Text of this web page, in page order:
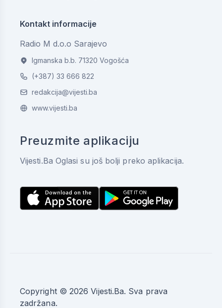
Kontakt informacije
Radio M d.o.o Sarajevo
Igmanska b.b. 71320 Vogošća
(+387) 33 666 822
redakcija@vijesti.ba
www.vijesti.ba
Preuzmite aplikaciju
Vijesti.Ba Oglasi su još bolji preko aplikacija.
Copyright © 2026 Vijesti.Ba. Sva prava
zadržana.